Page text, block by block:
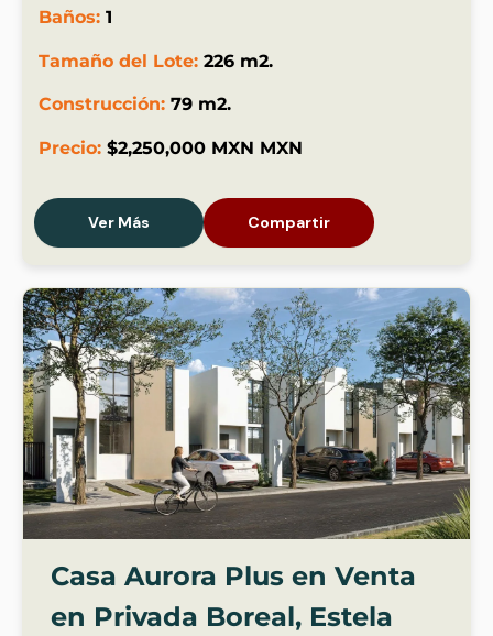
Baños: 1
Tamaño del Lote: 226 m2.
Construcción: 79 m2.
Precio: $2,250,000 MXN MXN
Ver Más Compartir
Casa Aurora Plus en Venta
en Privada Boreal, Estela